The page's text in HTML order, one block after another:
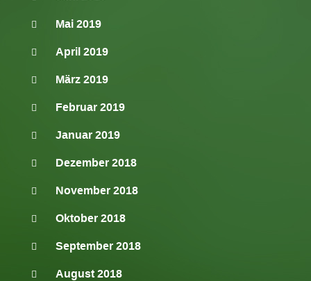
Mai 2019
April 2019
März 2019
Februar 2019
Januar 2019
Dezember 2018
November 2018
Oktober 2018
September 2018
August 2018